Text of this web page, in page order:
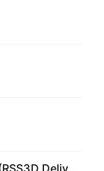
Natural Rubber Ribbed Smoke (RSS3D Delivery) Futures